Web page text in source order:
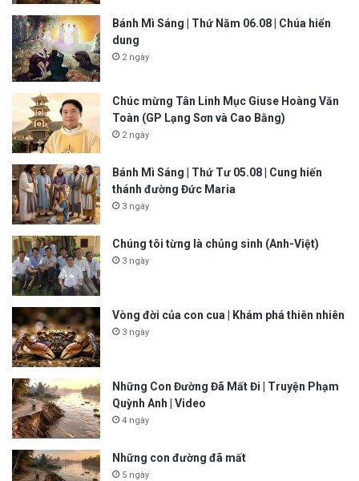
Bánh Mì Sáng | Thứ Năm 06.08 | Chúa hiển
dung
2 ngày
Chúc mừng Tân Linh Mục Giuse Hoàng Văn
Toàn (GP Lạng Sơn và Cao Bằng)
2 ngày
Bánh Mì Sáng | Thứ Tư 05.08 | Cung hiến
thánh đường Đức Maria
3 ngày
Chúng tôi từng là chủng sinh (Anh-Việt)
3 ngày
Vòng đời của con cua | Khám phá thiên nhiên
3 ngày
Những Con Đường Đã Mất Đi | Truyện Phạm
Quỳnh Anh | Video
4 ngày
Những con đường đã mất
5 ngày